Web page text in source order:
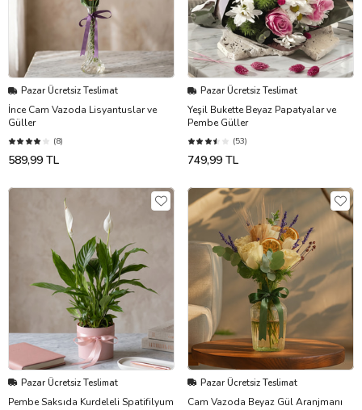
Pazar Ücretsiz Teslimat
İnce Cam Vazoda Lisyantuslar ve
Güller
(8)
589,99 TL
Pazar Ücretsiz Teslimat
Yeşil Bukette Beyaz Papatyalar ve
Pembe Güller
(53)
749,99 TL
Pazar Ücretsiz Teslimat
Pembe Saksıda Kurdeleli Spatifilyum
Pazar Ücretsiz Teslimat
Cam Vazoda Beyaz Gül Aranjmanı